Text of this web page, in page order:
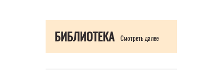
БИБЛИОТЕКА Смотреть далее